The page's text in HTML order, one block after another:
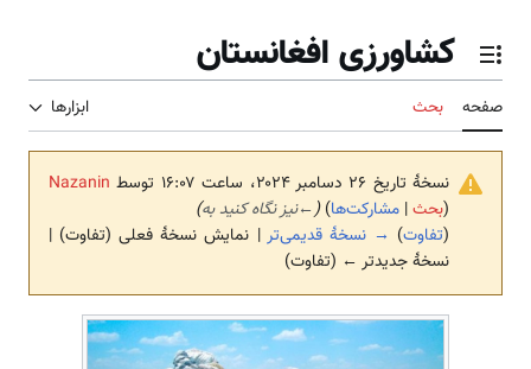
تغییر وضعیت فهرست محتویات
کشاورزی افغانستان
صفحه بحث ابزارها
نسخهٔ تاریخ ‏۲۶ دسامبر ۲۰۲۴، ساعت ۱۶:۰۷ توسط
Nazanin
(بحث| مشارکت‌ها)
(
←نیز نگاه کنید به)
(تفاوت) → نسخهٔ قدیمی‌تر | نمایش نسخهٔ فعلی (تفاوت) |
نسخهٔ جدیدتر ← (تفاوت)